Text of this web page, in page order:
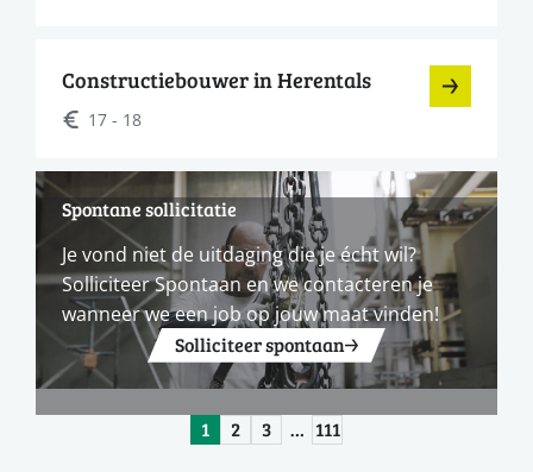
Constructiebouwer in Herentals
17 - 18
Spontane sollicitatie
Je vond niet de uitdaging die je écht wil?
Solliciteer Spontaan en we contacteren je
wanneer we een job op jouw maat vinden!
Solliciteer spontaan
1 2 3 … 111